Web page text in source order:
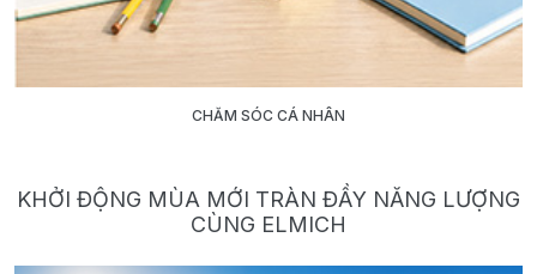
CHĂM SÓC CÁ NHÂN
KHỞI ĐỘNG MÙA MỚI TRÀN ĐẦY NĂNG LƯỢNG
CÙNG ELMICH